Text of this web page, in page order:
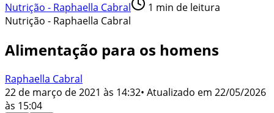
Nutrição - Raphaella Cabral 1 min de leitura
Nutrição - Raphaella Cabral
Alimentação para os homens
Raphaella Cabral
22 de março de 2021 às 14:32• Atualizado em 22/05/2026
às 15:04